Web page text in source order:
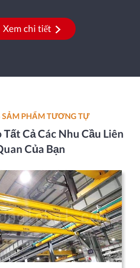
Xem chi tiết
SẢM PHẨM TƯƠNG TỰ
Cả Các Nhu Cầu Liên
Của Bạn